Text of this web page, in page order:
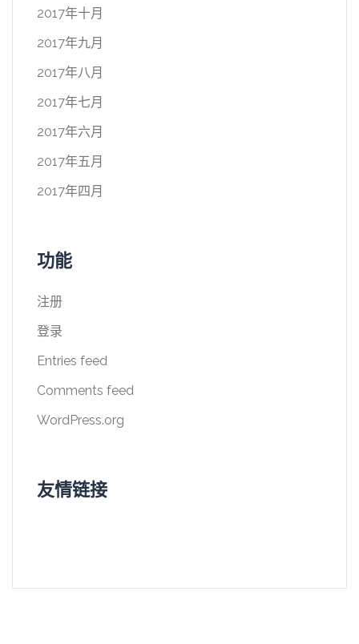
2017年十月
2017年九月
2017年八月
2017年七月
2017年六月
2017年五月
2017年四月
功能
注册
登录
Entries feed
Comments feed
WordPress.org
友情链接